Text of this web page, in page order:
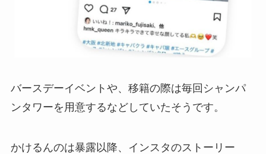
バースデーイベントや、移籍の際は毎回シャンパ
ンタワーを用意するなどしていたそうです。
かけるんのは暴露以降、インスタのストーリー